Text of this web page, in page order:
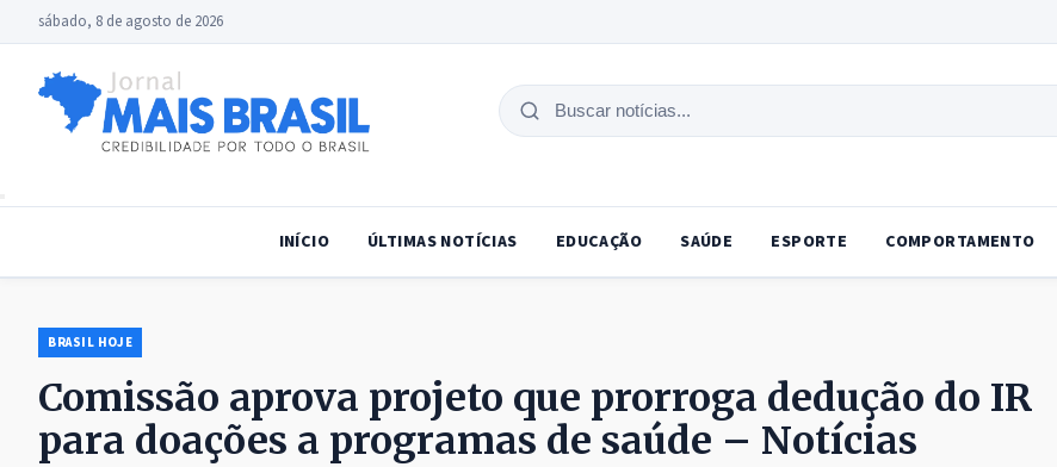
sábado, 8 de agosto de 2026
Buscar
INÍCIO ÚLTIMAS NOTÍCIAS EDUCAÇÃO SAÚDE ESPORTE COMPORTAMENTO
BRASIL HOJE
Comissão aprova projeto que prorroga dedução do IR
para doações a programas de saúde – Notícias